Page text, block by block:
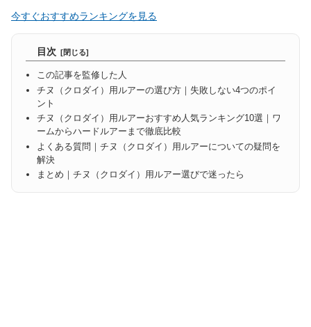
今すぐおすすめランキングを見る
目次
この記事を監修した人
チヌ（クロダイ）用ルアーの選び方｜失敗しない4つのポイ
ント
チヌ（クロダイ）用ルアーおすすめ人気ランキング10選｜ワ
ームからハードルアーまで徹底比較
よくある質問｜チヌ（クロダイ）用ルアーについての疑問を
解決
まとめ｜チヌ（クロダイ）用ルアー選びで迷ったら